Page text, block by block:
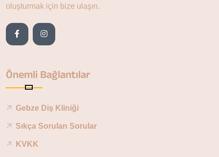
oluşturmak için bize ulaşın.
Önemli Bağlantılar
Gebze Diş Kliniği
Sıkça Sorulan Sorular
KVKK